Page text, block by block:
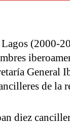
(2000-
General
de la
diez